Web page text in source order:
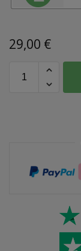
29,00 €